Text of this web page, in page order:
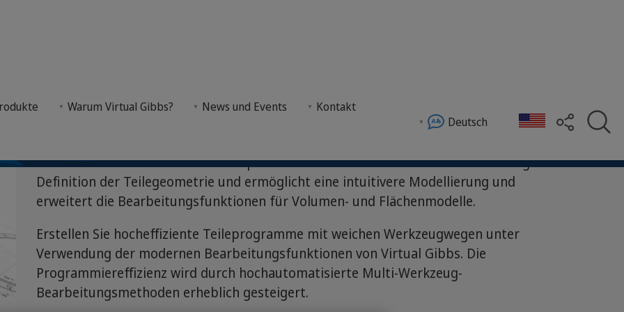
Warum Virtual Gibbs? News und Events
Kontakt
Deutsch
Optionen bietet eine vollständigere Darstellung und ermöglicht eine intuitivere
Die Palette an volumenbasierten Optionen in Virtual Gibbs bietet eine vollständigere
Definition der Teilegeometrie und ermöglicht eine intuitivere Modellierung und
erweitert die Bearbeitungsfunktionen für Volumen- und Flächenmodelle.
Erstellen Sie hocheffiziente Teileprogramme mit weichen Werkzeugwegen unter
Verwendung der modernen Bearbeitungsfunktionen von Virtual Gibbs. Die
Programmiereffizienz wird durch hochautomatisierte Multi-Werkzeug-
Bearbeitungsmethoden erheblich gesteigert.